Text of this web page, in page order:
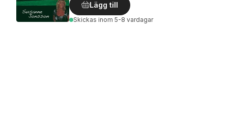
Lägg till
Skickas inom 5-8 vardagar